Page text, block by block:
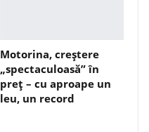
Motorina, creștere
„spectaculoasă” în
preț – cu aproape un
leu, un record